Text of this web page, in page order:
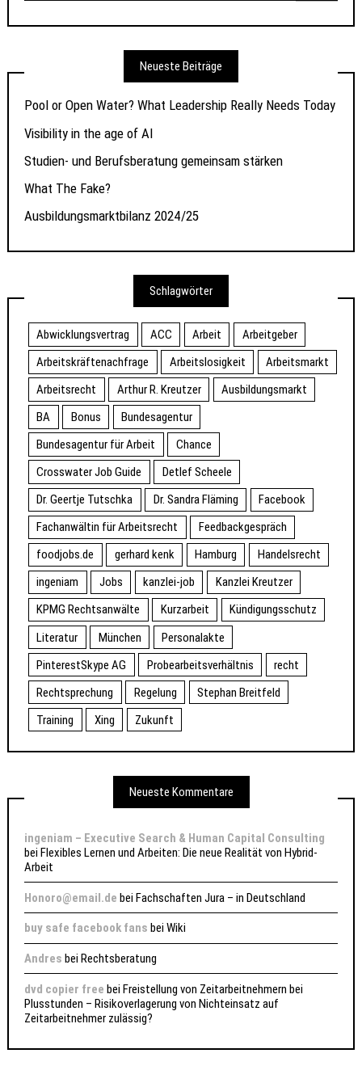
Neueste Beiträge
Pool or Open Water? What Leadership Really Needs Today
Visibility in the age of AI
Studien- und Berufsberatung gemeinsam stärken
What The Fake?
Ausbildungsmarktbilanz 2024/25
Schlagwörter
Abwicklungsvertrag ACC Arbeit
Arbeitgeber
Arbeitskräftenachfrage
Arbeitslosigkeit
Arbeitsmarkt
Arbeitsrecht
Arthur R. Kreutzer
Ausbildungsmarkt
BA
Bonus
Bundesagentur
Bundesagentur für Arbeit
Chance
Crosswater Job Guide
Detlef Scheele
Dr. Geertje Tutschka
Dr. Sandra Fläming
Facebook
Fachanwältin für Arbeitsrecht
Feedbackgespräch
foodjobs.de
gerhard kenk Hamburg
Handelsrecht
ingeniam
Jobs kanzlei-job
Kanzlei Kreutzer
KPMG Rechtsanwälte
Kurzarbeit
Kündigungsschutz
Literatur
München
Personalakte
PinterestSkype AG
Probearbeitsverhältnis
recht
Rechtsprechung
Regelung
Stephan Breitfeld
Training
Xing Zukunft
Neueste Kommentare
ingeniam – Executive Search & Human Capital Consulting
beiFlexibles Lernen und Arbeiten: Die neue Realität von Hybrid-
Arbeit
Honoro@email.de beiFachschaften Jura – in Deutschland
buy safe facebook fans beiWiki
Andres beiRechtsberatung
dvd copier free beiFreistellung von Zeitarbeitnehmern bei
Plusstunden – Risikoverlagerung von Nichteinsatz auf
Zeitarbeitnehmer zulässig?